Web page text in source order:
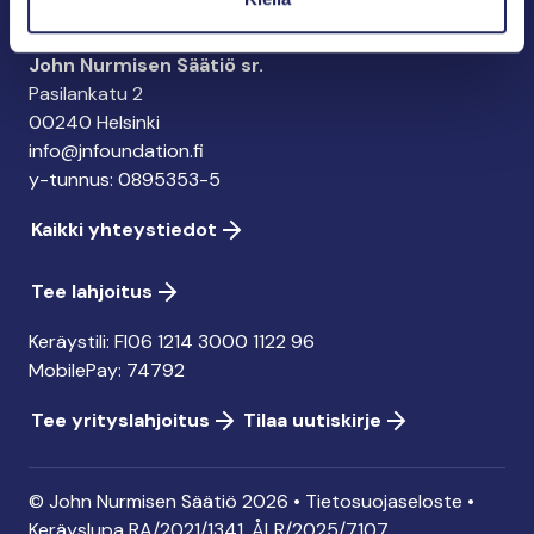
John Nurmisen Säätiö sr.
Pasilankatu 2
00240 Helsinki
info@jnfoundation.fi
y-tunnus: 0895353-5
Kaikki yhteystiedot
Tee lahjoitus
Keräystili: FI06 1214 3000 1122 96
MobilePay: 74792
Tee yrityslahjoitus
Tilaa uutiskirje
© John Nurmisen Säätiö 2026 • Tietosuojaseloste •